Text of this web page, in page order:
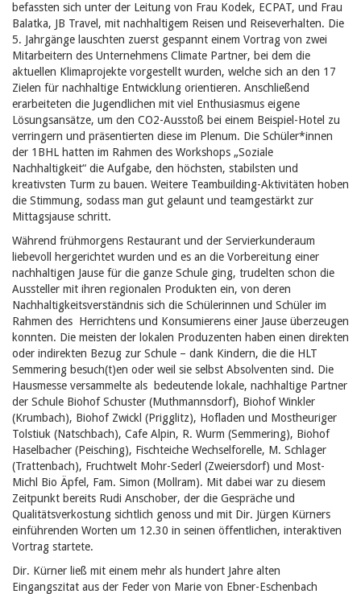
befassten sich unter der Leitung von Frau Kodek, ECPAT, und Frau
Balatka, JB Travel, mit nachhaltigem Reisen und Reiseverhalten. Die
5. Jahrgänge lauschten zuerst gespannt einem Vortrag von zwei
Mitarbeitern des Unternehmens Climate Partner, bei dem die
aktuellen Klimaprojekte vorgestellt wurden, welche sich an den 17
Zielen für nachhaltige Entwicklung orientieren. Anschließend
erarbeiteten die Jugendlichen mit viel Enthusiasmus eigene
Lösungsansätze, um den CO2-Ausstoß bei einem Beispiel-Hotel zu
verringern und präsentierten diese im Plenum. Die Schüler*innen
der 1BHL hatten im Rahmen des Workshops „Soziale
Nachhaltigkeit“ die Aufgabe, den höchsten, stabilsten und
kreativsten Turm zu bauen. Weitere Teambuilding-Aktivitäten hoben
die Stimmung, sodass man gut gelaunt und teamgestärkt zur
Mittagsjause schritt.
Während frühmorgens Restaurant und der Servierkunderaum
liebevoll hergerichtet wurden und es an die Vorbereitung einer
nachhaltigen Jause für die ganze Schule ging, trudelten schon die
Aussteller mit ihren regionalen Produkten ein, von deren
Nachhaltigkeitsverständnis sich die Schülerinnen und Schüler im
Rahmen des Herrichtens und Konsumierens einer Jause überzeugen
konnten. Die meisten der lokalen Produzenten haben einen direkten
oder indirekten Bezug zur Schule – dank Kindern, die die HLT
Semmering besuch(t)en oder weil sie selbst Absolventen sind. Die
Hausmesse versammelte als bedeutende lokale, nachhaltige Partner
der Schule Biohof Schuster (Muthmannsdorf), Biohof Winkler
(Krumbach), Biohof Zwickl (Prigglitz), Hofladen und Mostheuriger
Tolstiuk (Natschbach), Cafe Alpin, R. Wurm (Semmering), Biohof
Haselbacher (Peisching), Fischteiche Wechselforelle, M. Schlager
(Trattenbach), Fruchtwelt Mohr-Sederl (Zweiersdorf) und Most-
Michl Bio Äpfel, Fam. Simon (Mollram). Mit dabei war zu diesem
Zeitpunkt bereits Rudi Anschober, der die Gespräche und
Qualitätsverkostung sichtlich genoss und mit Dir. Jürgen Kürners
einführenden Worten um 12.30 in seinen öffentlichen, interaktiven
Vortrag startete.
Dir. Kürner ließ mit einem mehr als hundert Jahre alten
Eingangszitat aus der Feder von Marie von Ebner-Eschenbach